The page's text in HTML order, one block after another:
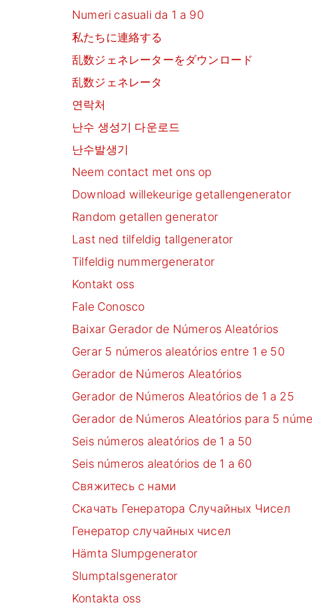
Numeri casuali da 1 a 90
私たちに連絡する
乱数ジェネレーターをダウンロード
乱数ジェネレータ
연락처
난수 생성기 다운로드
난수발생기
Neem contact met ons op
Download willekeurige getallengenerator
Random getallen generator
Last ned tilfeldig tallgenerator
Tilfeldig nummergenerator
Kontakt oss
Fale Conosco
Baixar Gerador de Números Aleatórios
Gerar 5 números aleatórios entre 1 e 50
Gerador de Números Aleatórios
Gerador de Números Aleatórios de 1 a 25
Gerador de Números Aleatórios para 5
Seis números aleatórios de 1 a 50
Seis números aleatórios de 1 a 60
Свяжитесь с нами
Скачать Генератора Случайных Чисел
Генератор случайных чисел
Hämta Slumpgenerator
Slumptalsgenerator
Kontakta oss